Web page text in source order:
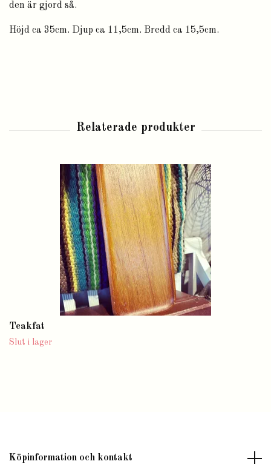
den är gjord så.
Höjd ca 35cm. Djup ca 11,5cm. Bredd ca 15,5cm.
Teakfat
Slut i lager
Köpinformation och kontakt